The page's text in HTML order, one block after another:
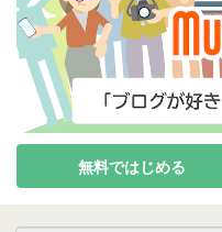
無料ではじめる